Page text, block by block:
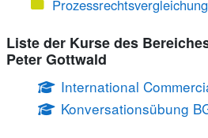
Liste der Kurse des
Peter Gottwald
International
Konversationsübung